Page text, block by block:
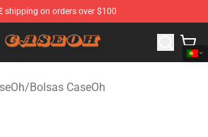
shipping on orders over $100
Official CaseOh Merchandise Store
/Bolsas CaseOh